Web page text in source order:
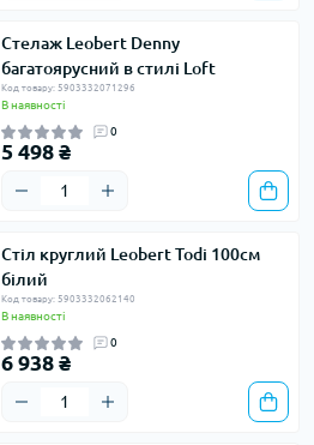
Стелаж Leobert Denny
багатоярусний в стилі Loft
Код товару: 5903332071296
В наявності
0
5 498 ₴
Стіл круглий Leobert Todi 100см
білий
Код товару: 5903332062140
В наявності
0
6 938 ₴